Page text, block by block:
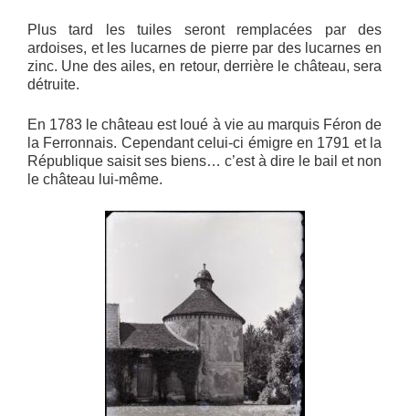
Plus tard les tuiles seront remplacées par des
ardoises, et les lucarnes de pierre par des lucarnes en
zinc. Une des ailes, en retour, derrière le château, sera
détruite.
En 1783 le château est loué à vie au marquis Féron de
la Ferronnais. Cependant celui-ci émigre en 1791 et la
République saisit ses biens… c’est à dire le bail et non
le château lui-même.